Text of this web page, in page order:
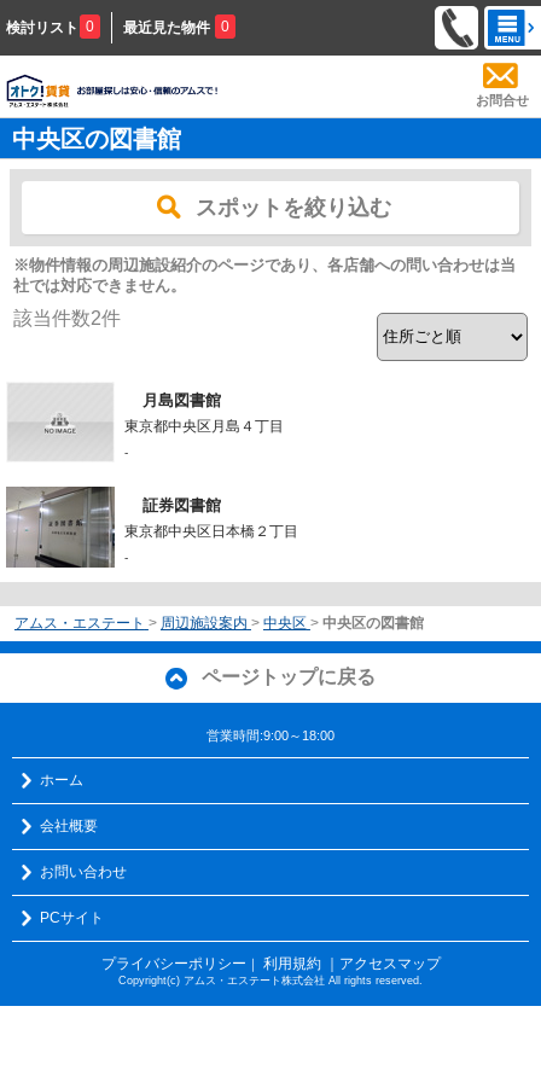
検討リスト 0 最近見た物件 0
お問合せ
中央区の図書館
スポットを絞り込む
※物件情報の周辺施設紹介のページであり、各店舗への問い合わせは当
社では対応できません。
該当件数2件
月島図書館
東京都中央区月島４丁目
-
証券図書館
東京都中央区日本橋２丁目
-
アムス・エステート > 周辺施設案内 > 中央区 > 中央区の図書館
ページトップに戻る
営業時間:9:00～18:00
ホーム
会社概要
お問い合わせ
PCサイト
プライバシーポリシー ｜ 利用規約 ｜アクセスマップ
Copyright(c) アムス・エステート株式会社 All rights reserved.